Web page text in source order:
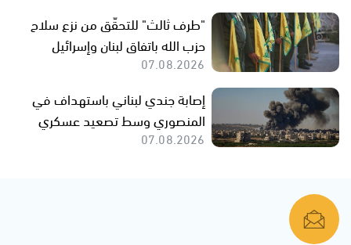
"طرف ثالث" للتحقّق من نزع سلاح
حزب الله باتفاق لبنان وإسرائيل
07.08.2026
إصابة جندي لبناني باستهداف في
المنصوري وسط تصعيد عسكري
07.08.2026